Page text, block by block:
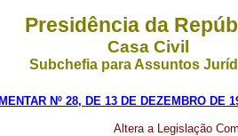
Presidência da
Casa Civil
Subchefia para Assuntos
Nº 28, DE 13 DE DEZEMBRO DE
Altera a Legislação